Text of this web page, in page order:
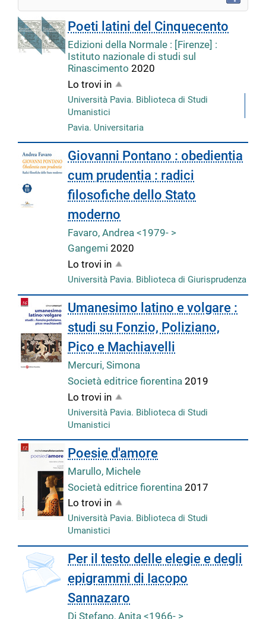
Poeti latini del Cinquecento
Edizioni della Normale : [Firenze] :
Istituto nazionale di studi sul
Rinascimento2020
Lo trovi in
Università Pavia. Biblioteca di Studi
Umanistici
Pavia. Universitaria
Giovanni Pontano : obedientia
cum prudentia : radici
filosofiche dello Stato
moderno
Favaro, Andrea <1979- >
Gangemi2020
Lo trovi in
Università Pavia. Biblioteca di Giurisprudenza
Umanesimo latino e volgare :
studi su Fonzio, Poliziano,
Pico e Machiavelli
Mercuri, Simona
Società editrice fiorentina2019
Lo trovi in
Università Pavia. Biblioteca di Studi
Umanistici
Poesie d'amore
Marullo, Michele
Società editrice fiorentina2017
Lo trovi in
Università Pavia. Biblioteca di Studi
Umanistici
Per il testo delle elegie e degli
epigrammi di Iacopo
Sannazaro
Di Stefano, Anita <1966- >